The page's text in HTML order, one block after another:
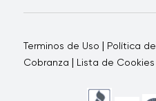
Por qué elegirnosCómo
Terminos de Uso | Política
Cobranza | Lista de Cookies